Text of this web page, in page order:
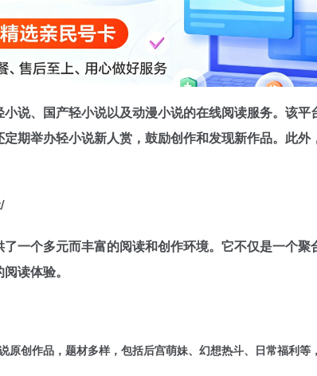
说、国产轻小说以及动漫小说的在线阅读服务。该平
期举办轻小说新人赏，鼓励创作和发现新作品。此外
一个多元而丰富的阅读和创作环境。它不仅是一个聚
读体验。
原创作品，题材多样，包括后宫萌妹、幻想热斗、日常福利等